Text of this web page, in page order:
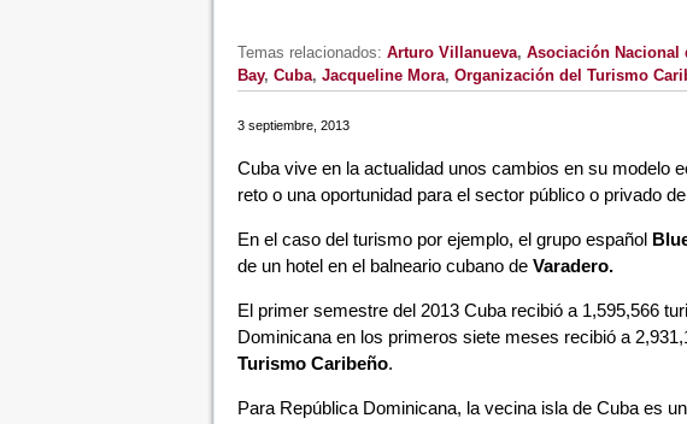
Temas relacionados: Arturo Villanueva, Asociación Nacional
Bay, Cuba, Jacqueline Mora, Organización del Turismo
3 septiembre, 2013
Cuba vive en la actualidad unos cambios en su modelo
reto o una oportunidad para el sector público o privado
En el caso del turismo por ejemplo, el grupo español
de un hotel en el balneario cubano de Varadero.
El primer semestre del 2013 Cuba recibió a 1,595,566
Dominicana en los primeros siete meses recibió a
Turismo Caribeño.
Para República Dominicana, la vecina isla de Cuba es